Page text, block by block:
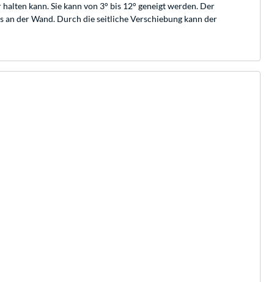
kann. Sie kann von 3° bis 12° geneigt werden. Der
der Wand. Durch die seitliche Verschiebung kann der